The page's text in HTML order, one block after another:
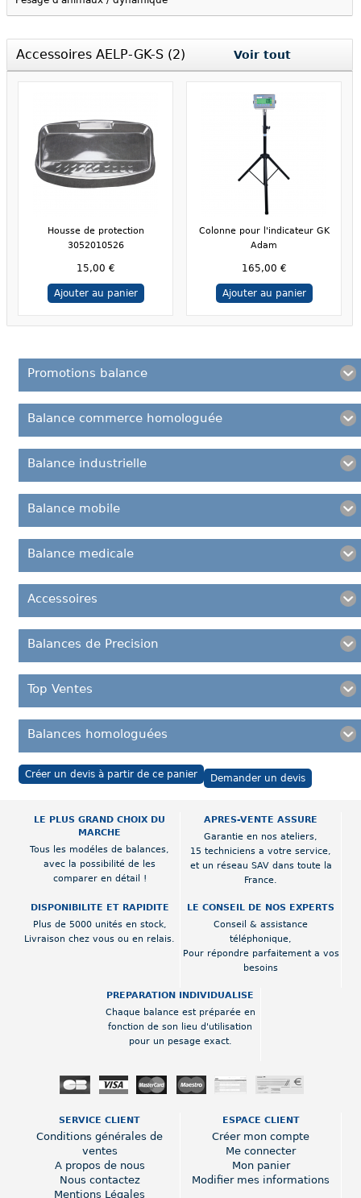
Accessoires AELP-GK-S (2) Voir tout
Housse de protection
3052010526
15,00 €
Ajouter au panier
Colonne pour l'indicateur GK
Adam
165,00 €
Ajouter au panier
Promotions balance
Balance commerce homologuée
Balance industrielle
Balance mobile
Balance medicale
Accessoires
Balances de Precision
Top Ventes
Balances homologuées
Créer un devis à partir de ce panier Demander un devis
LE PLUS GRAND CHOIX DU
MARCHE
Tous les modéles de balances,
avec la possibilité de les
comparer en détail !
APRES-VENTE ASSURE
Garantie en nos ateliers,
15 techniciens a votre service,
et un réseau SAV dans toute la
France.
DISPONIBILITE ET RAPIDITE
Plus de 5000 unités en stock,
Livraison chez vous ou en relais.
LE CONSEIL DE NOS EXPERTS
Conseil & assistance
téléphonique,
Pour répondre parfaitement a vos
besoins
PREPARATION INDIVIDUALISE
Chaque balance est préparée en
fonction de son lieu d'utilisation
pour un pesage exact.
SERVICE CLIENT
Conditions générales de
ventes
A propos de nous
Nous contactez
Mentions Légales
ESPACE CLIENT
Créer mon compte
Me connecter
Mon panier
Modifier mes informations